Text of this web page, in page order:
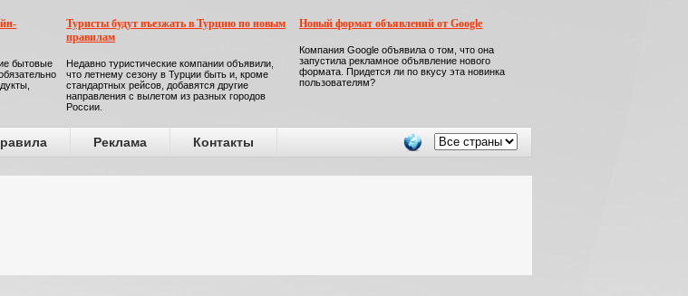
бытовые
Туристы будут въезжать в Турцию по новым
правилам
Недавно туристические компании объявили,
что летнему сезону в Турции быть и, кроме
стандартных рейсов, добавятся другие
направления с вылетом из разных городов
России.
Новый формат объявлений от Google
Компания Google объявила о том, что она
запустила рекламное объявление нового
формата. Придется ли по вкусу эта новинка
пользователям?
Реклама Контакты